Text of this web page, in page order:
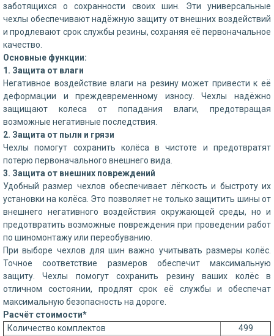
заботящихся о сохранности своих шин. Эти универсальные
чехлы обеспечивают надёжную защиту от внешних воздействий
и продлевают срок службы резины, сохраняя её первоначальное
качество.
Основные функции:
1. Защита от влаги
Негативное воздействие влаги на резину может привести к её
деформации и преждевременному износу. Чехлы надёжно
защищают колеса от попадания влаги, предотвращая
возможные негативные последствия.
2. Защита от пыли и грязи
Чехлы помогут сохранить колёса в чистоте и предотвратят
потерю первоначального внешнего вида.
3. Защита от внешних повреждений
Удобный размер чехлов обеспечивает лёгкость и быстроту их
установки на колёса. Это позволяет не только защитить шины от
внешнего негативного воздействия окружающей среды, но и
предотвратить возможные повреждения при проведении работ
по шиномонтажу или переобуванию.
При выборе чехлов для шин важно учитывать размеры колёс.
Точное соответствие размеров обеспечит максимальную
защиту. Чехлы помогут сохранить резину ваших колёс в
отличном состоянии, продлят срок её службы и обеспечат
максимальную безопасность на дороге.
Расчёт стоимости*
Количество комплектов
499